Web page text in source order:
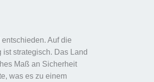
Auf die
ist strategisch. Das Land
Maß an Sicherheit
was es zu einem